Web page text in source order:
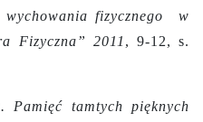
wychowania fizycznego w
Fizyczna” 2011 , 9-12, s.
Pamięć tamtych pięknych